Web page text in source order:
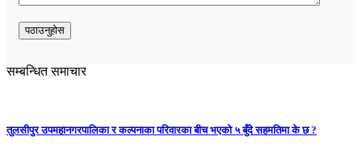
सम्बन्धित समाचार
तुलसीपुर उपमहानगरपालिका र कल्पनाका परिवारका बीच भएको ५ बुँदे सहमतिमा के छ ?